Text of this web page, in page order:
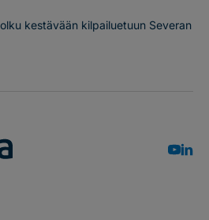
kestävään kilpailuetuun Severan